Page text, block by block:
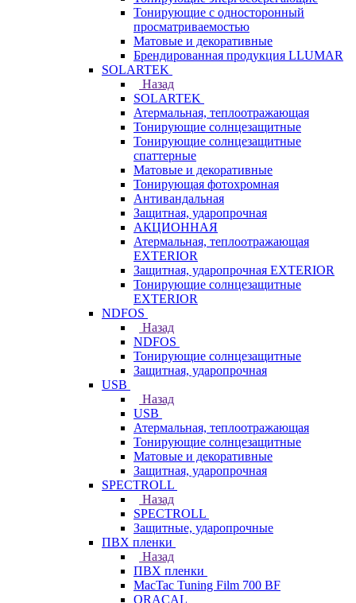
Тонирующие с односторонный
просматриваемостью
Матовые и декоративные
Брендированная продукция LLUMAR
SOLARTEK
Назад
SOLARTEK
Атермальная, теплоотражающая
Тонирующие солнцезащитные
Тонирующие солнцезащитные
спаттерные
Матовые и декоративные
Тонирующая фотохромная
Антивандальная
Защитная, ударопрочная
АКЦИОННАЯ
Атермальная, теплоотражающая
EXTERIOR
Защитная, ударопрочная EXTERIOR
Тонирующие солнцезащитные
EXTERIOR
NDFOS
Назад
NDFOS
Тонирующие солнцезащитные
Защитная, ударопрочная
USB
Назад
USB
Атермальная, теплоотражающая
Тонирующие солнцезащитные
Матовые и декоративные
Защитная, ударопрочная
SPECTROLL
Назад
SPECTROLL
Защитные, ударопрочные
ПВХ пленки
Назад
ПВХ пленки
MacTac Tuning Film 700 BF
ORACAL